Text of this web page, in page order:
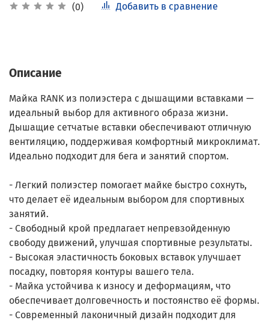
(0) Добавить в сравнение
Описание
Майка RANK из полиэстера с дышащими вставками —
идеальный выбор для активного образа жизни.
Дышащие сетчатые вставки обеспечивают отличную
вентиляцию, поддерживая комфортный микроклимат.
Идеально подходит для бега и занятий спортом.
- Легкий полиэстер помогает майке быстро сохнуть,
что делает её идеальным выбором для спортивных
занятий.
- Свободный крой предлагает непревзойденную
свободу движений, улучшая спортивные результаты.
- Высокая эластичность боковых вставок улучшает
посадку, повторяя контуры вашего тела.
- Майка устойчива к износу и деформациям, что
обеспечивает долговечность и постоянство её формы.
- Современный лаконичный дизайн подходит для